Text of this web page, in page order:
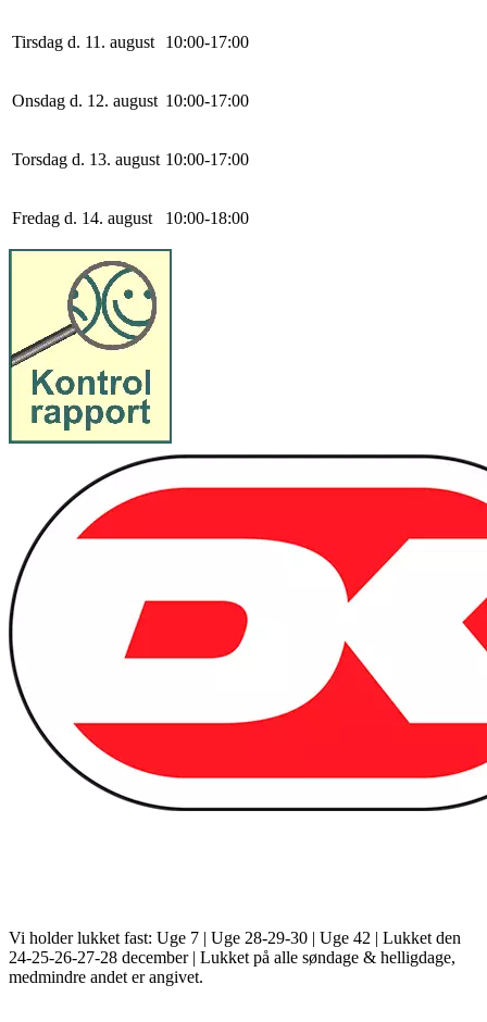
Tirsdag d. 11. august 10:00-17:00
Onsdag d. 12. august 10:00-17:00
Torsdag d. 13. august 10:00-17:00
Fredag d. 14. august 10:00-18:00
Vi holder lukket fast: Uge 7 | Uge 28-29-30 | Uge 42 | Lukket den
24-25-26-27-28 december | Lukket på alle søndage & helligdage,
medmindre andet er angivet.